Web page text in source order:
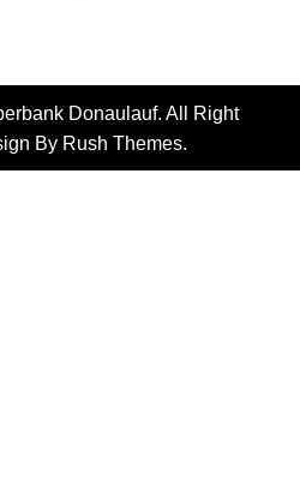
Donaulauf. All Right
By Rush Themes.